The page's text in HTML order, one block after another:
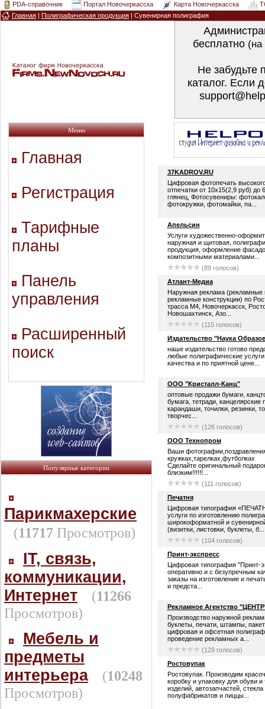
PDA-справочник Портал Новочеркасска Карта Новочеркасска
Главная | Полиграфическая продукция | Сувенирная полиграфия
бесплатно
Не забудьте
каталог. Если
Меню
Главная
Регистрация
Тарифные
планы
Панель
управления
Расширенный
поиск
Популярные категории
Парикмахерские
(11717 Просмотров)
IT, связь,
коммуникации,
Интернет
(11266
Просмотров)
Мебель и
предметы
интерьера
(10248
Просмотров)
37KADROV.RU
Цифровая фотопечать
отпечатки от 10х15(2,9 руб) до
глянец, Фотосувениры:
фотокружки, фотомайки, па...
Апельсин
Услуги художественно-
наружная и щитовая,
продукция, оформление
композитными материалами...
(89 голосов)
Атлант-Медиа
Наружная реклама (рекламные
рекламные конструкции) по
трасса М4, Новочеркасск,
Новошахтинск, Азо...
(115 голосов)
Издательство "Наука
наше издательство готово
любые полиграфические
качества и по приятной цене...
ООО "Кристалл-Канц"
оптовые продажи бумаги,
бумага, тетради, канцелярские
карандаши, точилки, резинки,
творчес...
(126 голосов)
ООО Технопром
Ваши
кружках,тарелках,футболках
Сделайте оригинальный
близким!!!!!!...
(111 голосов)
Печатня
Цифровая типография
услуги по изготовлению
широкоформатной и
(визитки, листовки, буклеты, б...
(104 голосов)
Принт-экспресс
Цифровая типография "Принт-
оперативно и с безупречным
заказы на изготовление и
и предста...
Рекламное Агентство
Производство наружной
буклеты, печати, штампы,
цифровая и офсетная
проведение рекламных а...
(129 голосов)
Ростовупак
Ростовупак. Производим
коробку и упаковку для обуви и
изделий, автозапчастей,
полуфабрикатов и пиццы...